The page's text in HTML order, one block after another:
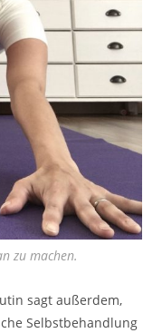
zu machen.
sagt außerdem,
Selbstbehandlung